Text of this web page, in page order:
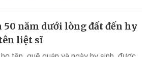
50 năm dưới lòng đất đến hy
liệt sĩ